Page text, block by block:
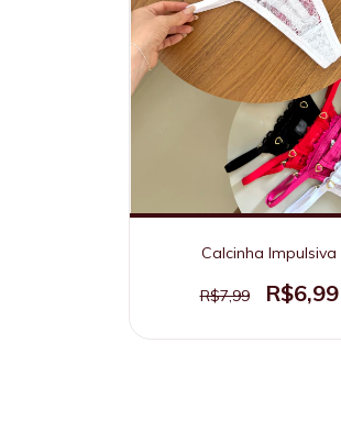
Calcinha Impulsiva
R$7,99 R$6,99